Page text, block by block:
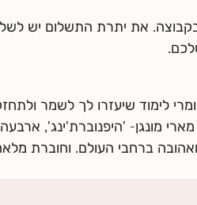
את יתרת התשלום יש
לימוד שיעזרו לך לשמר
מונגן- 'היפנוברת'ינג',
ברחבי העולם. וחוברת